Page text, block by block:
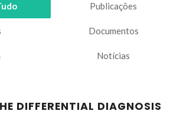
Publicações
Documentos
Notícias
DIFFERENTIAL DIAGNOSIS